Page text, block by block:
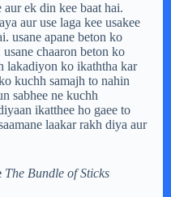
aur ek din kee baat hai.
aur use laga kee usakee
usane apane beton ko
chaaron beton ko
lakadiyon ko ikaththa kar
kuchh samajh to nahin
sabhee ne kuchh
ikatthee ho gaee to
laakar rakh diya aur
The Bundle of Sticks